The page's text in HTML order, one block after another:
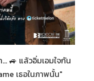
อในภาพนั้น
🚙 แล้วอิ่มเอมใจกัน
เธอในภาพนั้น"